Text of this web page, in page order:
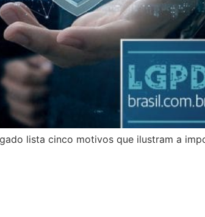
lista cinco motivos que ilustram a